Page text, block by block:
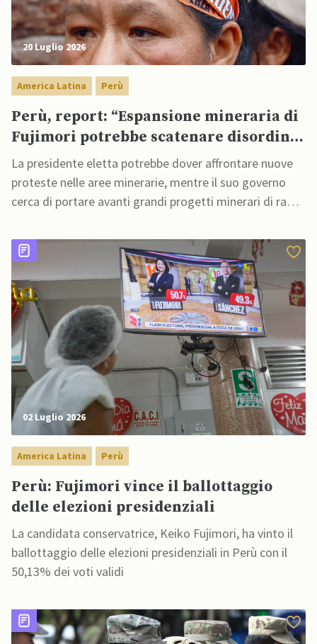
20 Luglio 2026
America Latina Perù
Perù, report: “Espansione mineraria di
Fujimori potrebbe scatenare disordini
nel Paese”
La presidente eletta potrebbe dover affrontare nuove
proteste nelle aree minerarie, mentre il suo governo
cerca di portare avanti grandi progetti minerari di rame
02 Luglio 2026
America Latina Perù
Perù: Fujimori vince il ballottaggio
delle elezioni presidenziali
La candidata conservatrice, Keiko Fujimori, ha vinto il
ballottaggio delle elezioni presidenziali in Perù con il
50,13% dei voti validi